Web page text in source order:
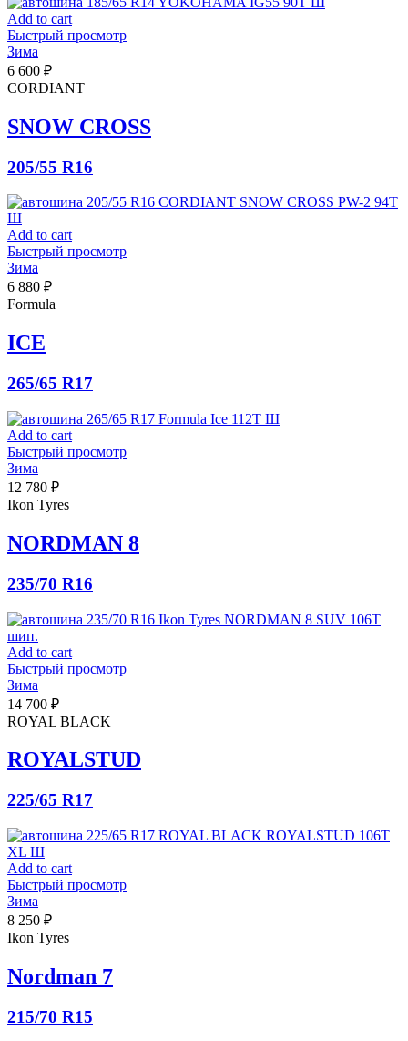
Add to cart
Быстрый просмотр
Зима
6 600 ₽
CORDIANT
SNOW CROSS
205/55 R16
Add to cart
Быстрый просмотр
Зима
6 880 ₽
Formula
ICE
265/65 R17
Add to cart
Быстрый просмотр
Зима
12 780 ₽
Ikon Tyres
NORDMAN 8
235/70 R16
Add to cart
Быстрый просмотр
Зима
14 700 ₽
ROYAL BLACK
ROYALSTUD
225/65 R17
Add to cart
Быстрый просмотр
Зима
8 250 ₽
Ikon Tyres
Nordman 7
215/70 R15